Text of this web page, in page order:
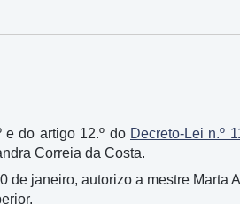
e do artigo 12.º do Decreto-Lei n.º
Correia da Costa.
de janeiro, autorizo a mestre Marta